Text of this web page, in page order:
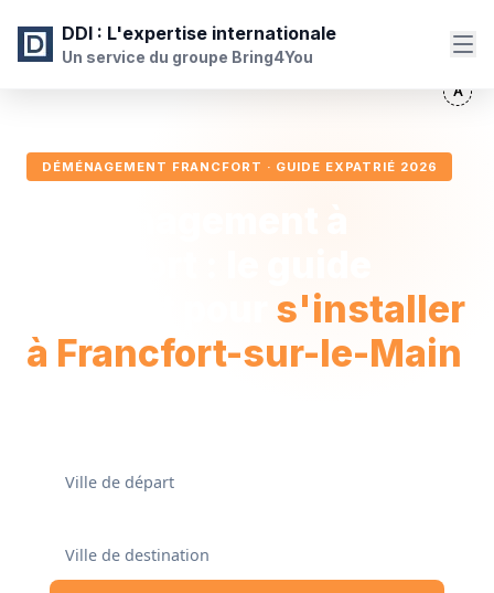
DDI : L'expertise internationale
Un service du groupe Bring4You
DÉMÉNAGEMENT FRANCFORT · GUIDE EXPATRIÉ 2026
s'installer
à Francfort-sur-le-Main